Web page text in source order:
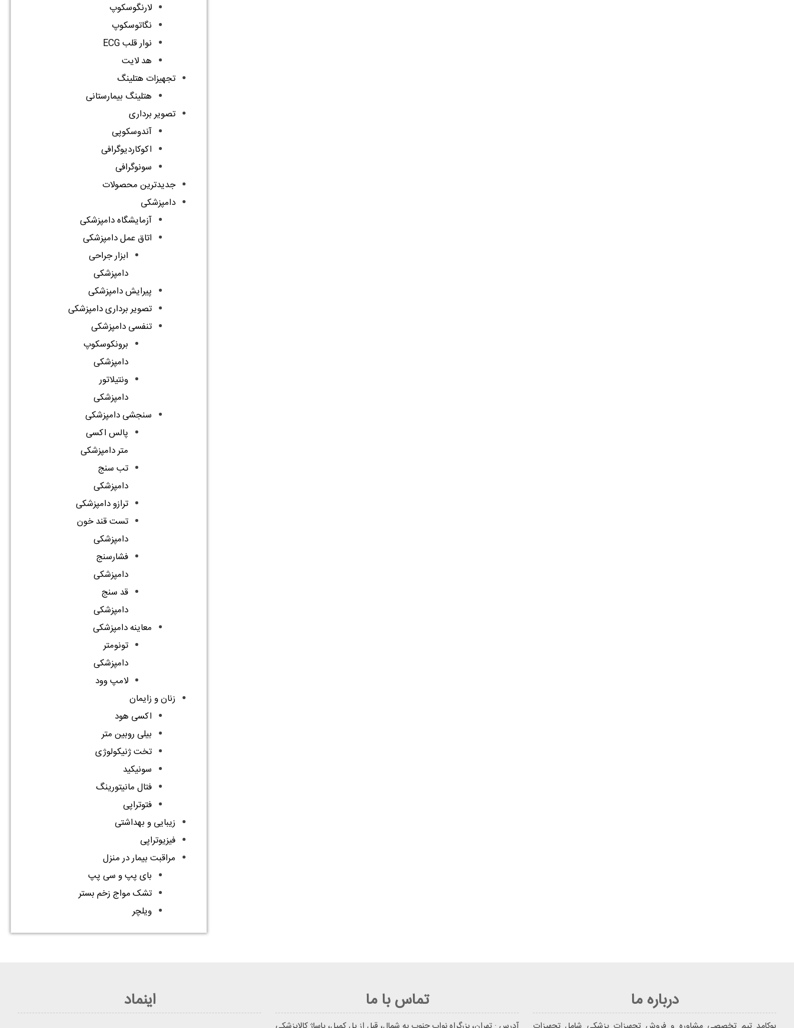
لارنگوسکوپ
نگاتوسکوپ
نوار قلب ECG
هد لایت
تجهیزات هتلینگ
هتلینگ بیمارستانی
تصویر برداری
آندوسکوپی
اکوکاردیوگرافی
سونوگرافی
جدیدترین محصولات
دامپزشکی
آزمایشگاه دامپزشکی
اتاق عمل دامپزشکی
ابزار جراحی
دامپزشکی
پیرایش دامپزشکی
تصویر برداری دامپزشکی
تنفسی دامپزشکی
برونکوسکوپ
دامپزشکی
ونتیلاتور
دامپزشکی
سنجشی دامپزشکی
پالس اکسی
متر دامپزشکی
تب سنج
دامپزشکی
ترازو دامپزشکی
تست قند خون
دامپزشکی
فشارسنج
دامپزشکی
قد سنج
دامپزشکی
معاینه دامپزشکی
تونومتر
دامپزشکی
لامپ وود
زنان و زایمان
اکسی هود
بیلی روبین متر
تخت ژنیکولوژی
سونیکید
فتال مانیتورینگ
فتوتراپی
زیبایی و بهداشتی
فیزیوتراپی
مراقبت بیمار در منزل
بای پپ و سی پپ
تشک مواج زخم بستر
ویلچر
درباره ما تماس با ما اینماد